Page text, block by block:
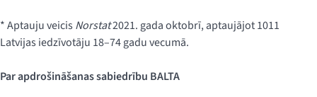
* Aptauju veicisNorstat2021. gada oktobrī, aptaujājot 1011
Latvijas iedzīvotāju 18–74 gadu vecumā.
Par apdrošināšanas sabiedrību BALTA